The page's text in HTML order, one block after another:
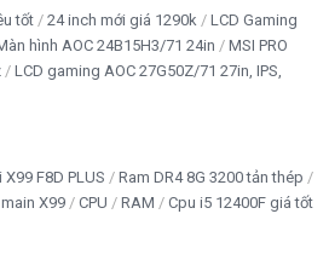
tốt 24 inch mới giá 1290k
LCD Gaming
hình AOC 24B15H3/71 24in
MSI PRO
LCD gaming AOC 27G50Z/71 27in, IPS,
F8D PLUS
Ram DR4 8G 3200 tản thép
X99 CPU RAM Cpu i5 12400F giá tốt